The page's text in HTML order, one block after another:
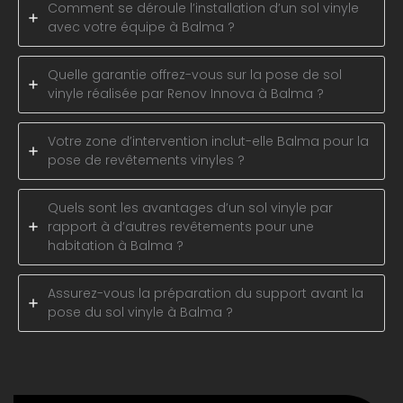
Comment se déroule l’installation d’un sol vinyle
avec votre équipe à Balma ?
Quelle garantie offrez-vous sur la pose de sol
vinyle réalisée par Renov Innova à Balma ?
Votre zone d’intervention inclut-elle Balma pour la
pose de revêtements vinyles ?
Quels sont les avantages d’un sol vinyle par
rapport à d’autres revêtements pour une
habitation à Balma ?
Assurez-vous la préparation du support avant la
pose du sol vinyle à Balma ?